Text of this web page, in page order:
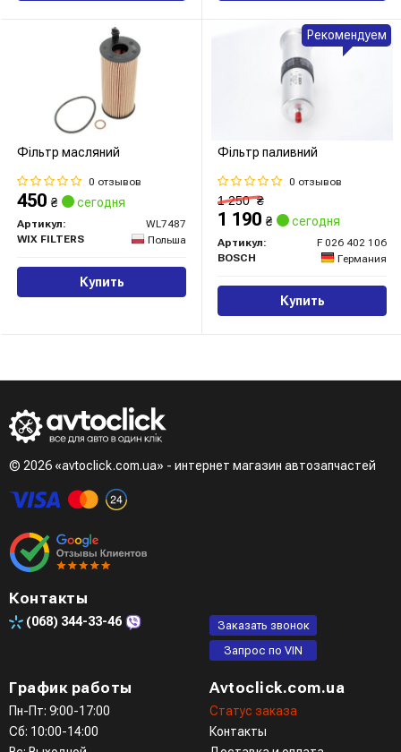
Фільтр масляний
0 отзывов
450 ₴ сегодня
Артикул:
WL7487
WIX FILTERS
Польша
Купить
Фільтр паливний
0 отзывов
1 250₴
1 190 ₴ сегодня
Артикул:
F 026 402 106
BOSCH
Германия
Купить
Рекомендуем
© 2026 «avtoclick.com.ua» - интернет магазин автозапчастей
Контакты
(068) 344-33-46
Заказать звонок
Запрос по VIN
График работы
Пн-Пт: 9:00-17:00
Сб: 10:00-14:00
Avtoclick.com.ua
Статус заказа
Контакты